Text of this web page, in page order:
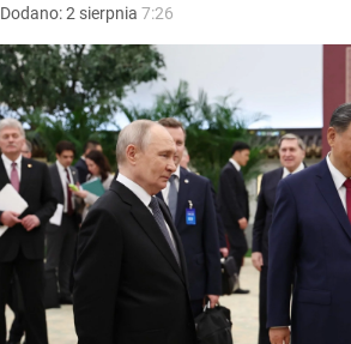
Dodano:2 sierpnia 7:26